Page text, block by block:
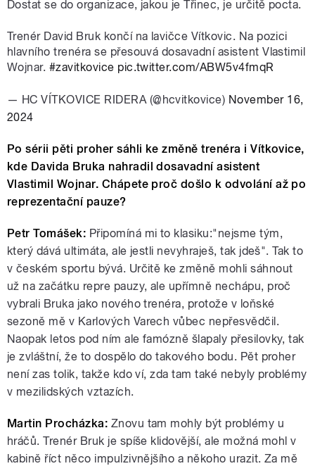
Dostat se do organizace, jakou je Třinec, je určitě pocta.
Trenér David Bruk končí na lavičce Vítkovic. Na pozici
hlavního trenéra se přesouvá dosavadní asistent Vlastimil
Wojnar. #zavitkovice pic.twitter.com/ABW5v4fmqR
— HC VÍTKOVICE RIDERA (@hcvitkovice) November 16,
2024
Po sérii pěti proher sáhli ke změně trenéra i Vítkovice,
kde Davida Bruka nahradil dosavadní asistent
Vlastimil Wojnar. Chápete proč došlo k odvolání až po
reprezentační pauze?
Petr Tomášek: Připomíná mi to klasiku:"nejsme tým,
který dává ultimáta, ale jestli nevyhraješ, tak jdeš". Tak to
v českém sportu bývá. Určitě ke změně mohli sáhnout
už na začátku repre pauzy, ale upřímně nechápu, proč
vybrali Bruka jako nového trenéra, protože v loňské
sezoně mě v Karlových Varech vůbec nepřesvědčil.
Naopak letos pod ním ale famózně šlapaly přesilovky, tak
je zvláštní, že to dospělo do takového bodu. Pět proher
není zas tolik, takže kdo ví, zda tam také nebyly problémy
v mezilidských vztazích.
Martin Procházka: Znovu tam mohly být problémy u
hráčů. Trenér Bruk je spíše klidovější, ale možná mohl v
kabině říct něco impulzivnějšího a někoho urazit. Za mě